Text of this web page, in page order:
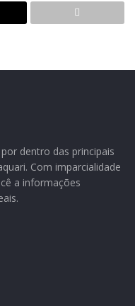
suas programações
(Secultur) de Estrela
município para o
para que
que posteriormente
dentro das principais
Com imparcialidade
a informações